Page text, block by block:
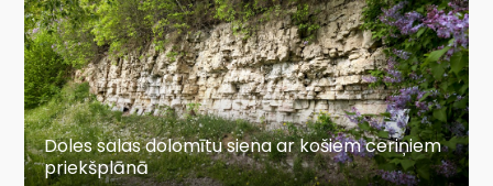
Doles salas dolomītu siena ar košiem ceriņiem
priekšplānā